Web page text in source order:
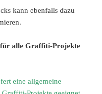
kann ebenfalls dazu
alle Graffiti-Projekte
eine allgemeine